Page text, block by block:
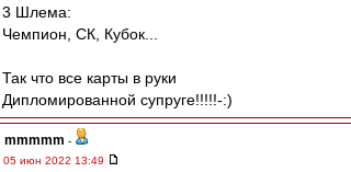
3 Шлема:
Чемпион, СК, Кубок...
Так что все карты в руки
Дипломированной супруге!!!!!-:)
mmmmm -
05 июн 2022 13:49